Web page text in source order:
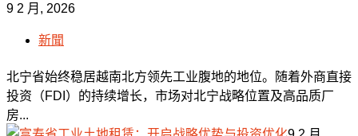
9 2 月, 2026
新聞
北宁省始终稳居越南北方领先工业腹地的地位。随着外商直接
投资（FDI）的持续增长，市场对北宁战略位置及高品质厂
房...